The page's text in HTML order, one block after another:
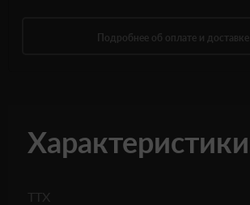
Подробнее об оплате и доставке
Характеристики
ТТХ